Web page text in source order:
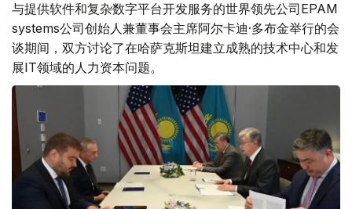
与提供软件和复杂数字平台开发服务的世界领先公司ЕРАМ
systems公司创始人兼董事会主席阿尔卡迪·多布金举行的会
谈期间，双方讨论了在哈萨克斯坦建立成熟的技术中心和发
展IT领域的人力资本问题。